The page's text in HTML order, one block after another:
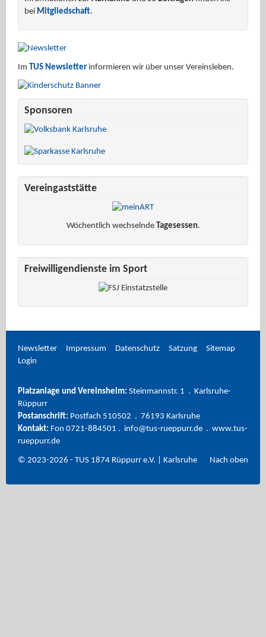
bei Mitgliedschaft.
Im TUS Newsletter informieren wir über unser Vereinsleben.
Sponsoren
Vereingaststätte
Wöchentlich wechselnde Tagesessen.
Freiwilligendienste im Sport
Newsletter Impressum Datenschutz Satzung
Sitemap
Login
Platzanlage und Vereinsheim: Steinmannstr. 1 . Karlsruhe-
Rüppurr
Postanschrift: Postfach 510502 . 76193 Karlsruhe
Kontakt: Fon 0721-884501 . info@tus-rueppurr.de . www.tus-
rueppurr.de
Nach oben
© 2023-2026 - TUS 1874 Rüppurr e.V. | Karlsruhe